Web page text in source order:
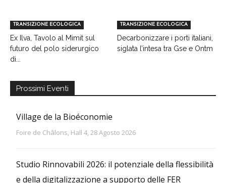
TRANSIZIONE ECOLOGICA
Ex Ilva, Tavolo al Mimit sul
futuro del polo siderurgico
di...
TRANSIZIONE ECOLOGICA
Decarbonizzare i porti italiani,
siglata l’intesa tra Gse e Ontm
Prossimi Eventi
Village de la Bioéconomie
Foire de Châlons, Hall 4, 28 Agosto 2026
Studio Rinnovabili 2026: il potenziale della flessibilità
e della digitalizzazione a supporto delle FER